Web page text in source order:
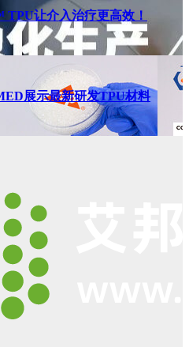
让介入治疗更高效！
展示最新研发TPU材料